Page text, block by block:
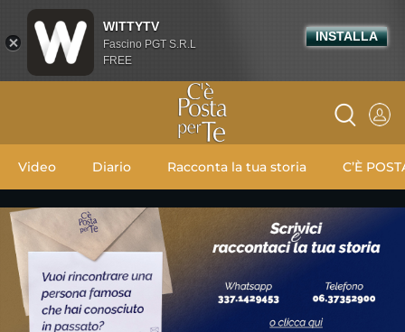
Video Diario Racconta la tua storia C’È
WITTYTV
Fascino PGT S.R.L
FREE
INSTALLA